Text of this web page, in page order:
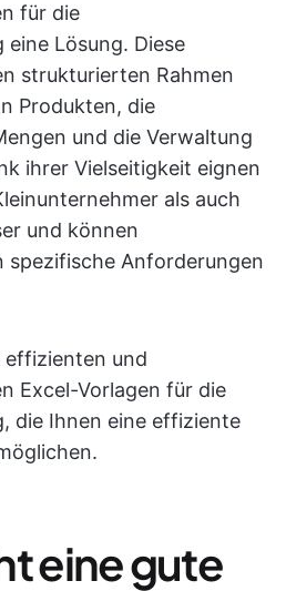
für die
Lösung. Diese
strukturierten Rahmen
Produkten, die
und die Verwaltung
ihrer Vielseitigkeit eignen
als auch
und können
spezifische Anforderungen
effizienten und
Excel-Vorlagen für die
die Ihnen eine effiziente
eine gute